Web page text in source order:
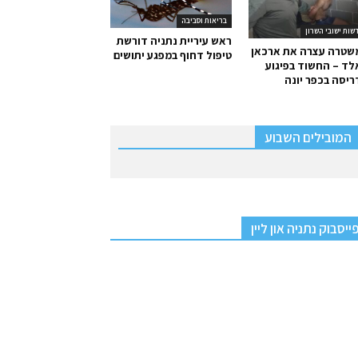
בריאות וסביבה
ראש עיריית נתניה דורשת
טיפול דחוף במפגע יתושים
ישובי השרון
עצרה את ארכאן
– החשוד בפיגוע
בכפר יונה
המובילים השבוע
פייסבוק נתניה און ליין